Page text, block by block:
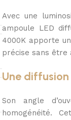
Avec une
ampoule LED
4000K apporte
précise sans être
Une
Son angle
homogénéité.